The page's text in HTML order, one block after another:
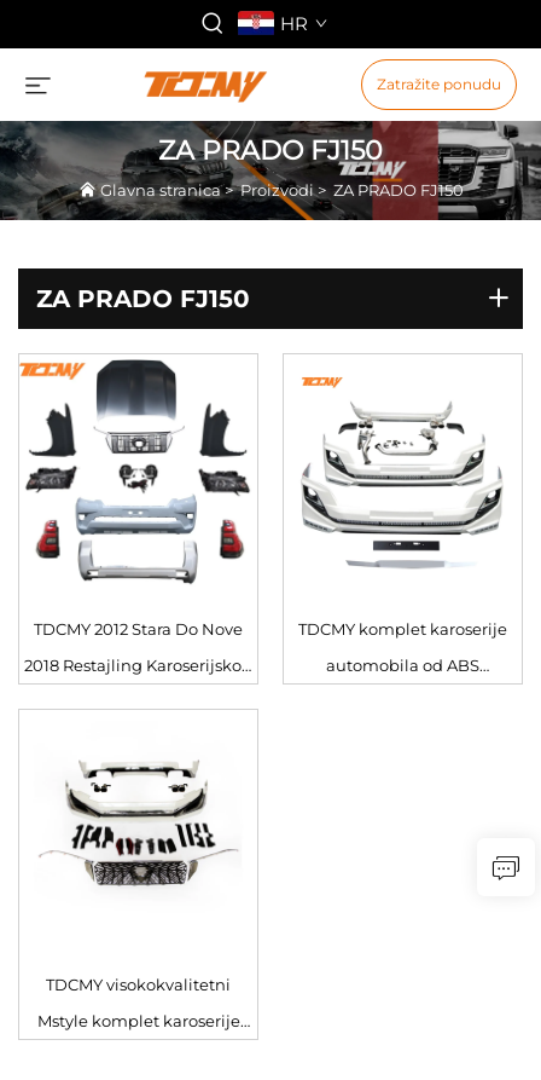
HR
Zatražite ponudu
ZA PRADO FJ150
Glavna stranica>Proizvodi> ZA PRADO FJ150
ZA PRADO FJ150
TDCMY 2012 Stara Do Nove
2018 Restajling Karoserijskog
Karoserijski Set za Toyota
Prado 150 FJ150
TDCMY komplet karoserije
automobila od ABS
TDCMY visokokvalitetni
Mstyle komplet karoserije